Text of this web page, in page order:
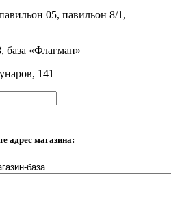
05, павильон 8/1,
база «Флагман»
141
адрес магазина: